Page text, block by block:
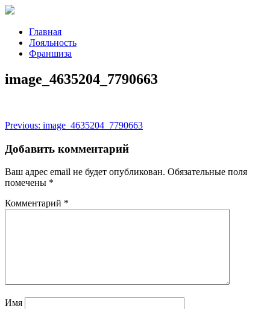
Главная
Лояльность
Франшиза
image_4635204_7790663
Навигация
по
записям
Previous: image_4635204_7790663
Добавить комментарий
Ваш адрес email не будет опубликован. Обязательные поля
помечены *
Комментарий *
Имя